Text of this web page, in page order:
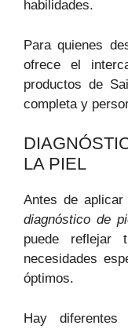
habilidades.
Para quienes
ofrece el
productos de
completa y
LA PIEL
Antes de
diagnóstico de
puede reflejar
necesidades
óptimos.
Hay